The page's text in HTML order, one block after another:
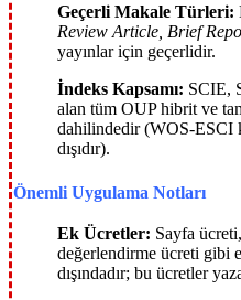
Geçerli Makale Türleri:
Review Article, Brief
yayınlar için geçerlidir.
İndeks Kapsamı: SCIE,
alan tüm OUP hibrit ve
dahilindedir (WOS-ESCI
dışıdır).
Önemli Uygulama Notları
Ek Ücretler: Sayfa
değerlendirme ücreti gibi
dışındadır; bu ücretler